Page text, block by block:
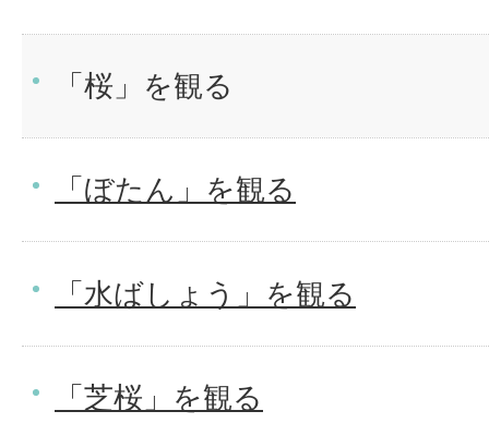
「桜」を観る
「ぼたん」を観る
「水ばしょう」を観る
「芝桜」を観る